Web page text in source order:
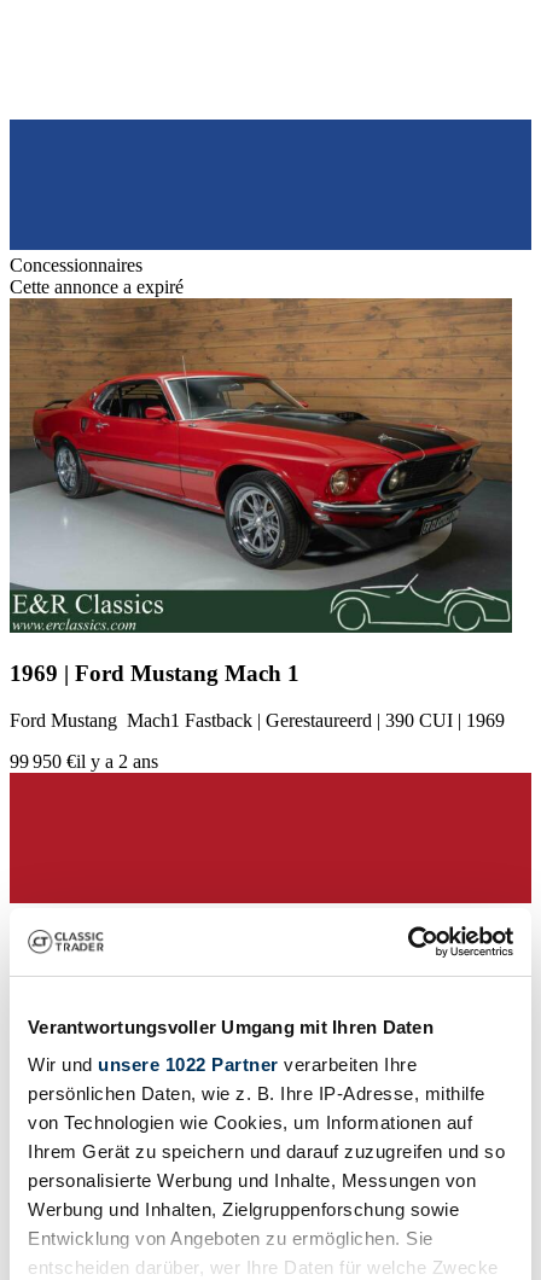
Verantwortungsvoller Umgang mit Ihren Daten
Wir und unsere 1022 Partner verarbeiten Ihre
persönlichen Daten, wie z. B. Ihre IP-Adresse, mithilfe
von Technologien wie Cookies, um Informationen auf
Ihrem Gerät zu speichern und darauf zuzugreifen und so
personalisierte Werbung und Inhalte, Messungen von
Werbung und Inhalten, Zielgruppenforschung sowie
Entwicklung von Angeboten zu ermöglichen. Sie
entscheiden darüber, wer Ihre Daten für welche Zwecke
Concessionnaires
Cette annonce a expiré
1969 | Ford Mustang Mach 1
Ford Mustang Mach1 Fastback | Gerestaureerd | 390 CUI | 1969
99 950 €il y a 2 ans
Concessionnaires
Série de fabrication
Mustang I Serie 3 | S-Code
Type de carrosserie
Coupé (Fastback)